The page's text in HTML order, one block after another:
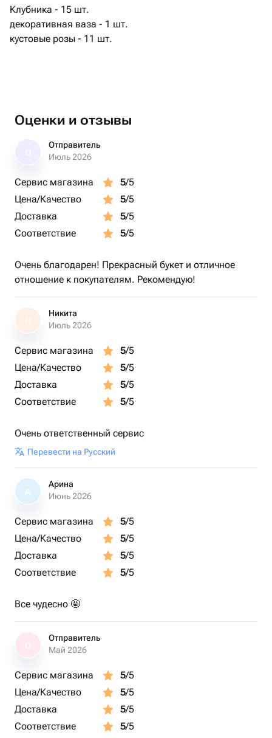
Клубника - 15 шт.
декоративная ваза - 1 шт.
кустовые розы - 11 шт.
Оценки и отзывы
Отправитель
Июль 2026
Сервис магазина 5/5
Цена/Качество
5/5
Доставка
5/5
Соответствие
5/5
Очень благодарен! Прекрасный букет и отличное
отношение к покупателям. Рекомендую!
Н
Никита
Июль 2026
Сервис магазина 5/5
Цена/Качество
5/5
Доставка
5/5
Соответствие
5/5
Очень ответственный сервис
Перевести на Русский
А
Арина
Июнь 2026
Сервис магазина 5/5
Цена/Качество
5/5
Доставка
5/5
Соответствие
5/5
Все чудесно 🤩
Отправитель
Май 2026
Сервис магазина 5/5
Цена/Качество
5/5
Доставка
5/5
Соответствие
5/5